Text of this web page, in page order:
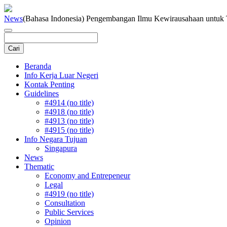
News(Bahasa Indonesia) Pengembangan Ilmu Kewirausahaan
Beranda
Info Kerja Luar Negeri
Kontak Penting
Guidelines
#4914 (no title)
#4918 (no title)
#4913 (no title)
#4915 (no title)
Info Negara Tujuan
Singapura
News
Thematic
Economy and Entrepeneur
Legal
#4919 (no title)
Consultation
Public Services
Opinion